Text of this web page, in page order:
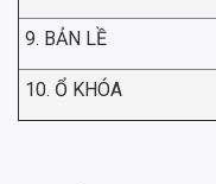
9. BẢN LỀ
10. Ổ KHÓA